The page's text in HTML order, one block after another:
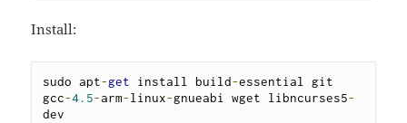
Install:
sudo apt-get install build-essential git
gcc-4.5-arm-linux-gnueabi wget libncurses5-
dev